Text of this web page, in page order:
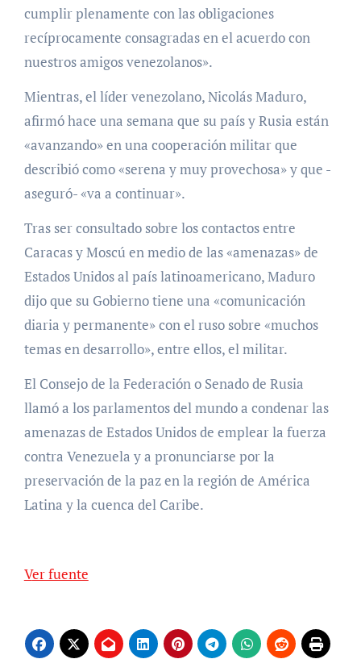
cumplir plenamente con las obligaciones
recíprocamente consagradas en el acuerdo con
nuestros amigos venezolanos».
Mientras, el líder venezolano, Nicolás Maduro,
afirmó hace una semana que su país y Rusia están
«avanzando» en una cooperación militar que
describió como «serena y muy provechosa» y que -
aseguró- «va a continuar».
Tras ser consultado sobre los contactos entre
Caracas y Moscú en medio de las «amenazas» de
Estados Unidos al país latinoamericano, Maduro
dijo que su Gobierno tiene una «comunicación
diaria y permanente» con el ruso sobre «muchos
temas en desarrollo», entre ellos, el militar.
El Consejo de la Federación o Senado de Rusia
llamó a los parlamentos del mundo a condenar las
amenazas de Estados Unidos de emplear la fuerza
contra Venezuela y a pronunciarse por la
preservación de la paz en la región de América
Latina y la cuenca del Caribe.
Ver fuente